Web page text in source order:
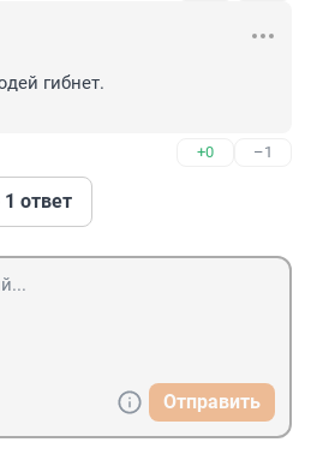
гибнет.
+0 –1
ответ
Отправить